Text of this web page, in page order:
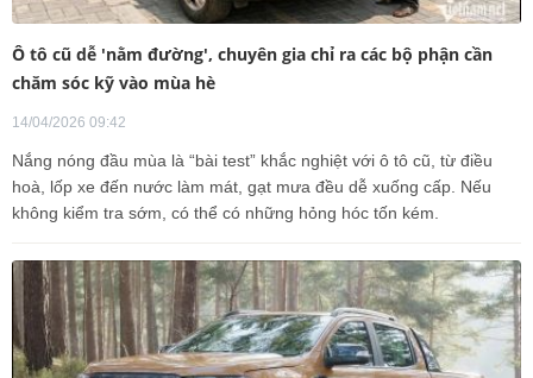
Ô tô cũ dễ 'nằm đường', chuyên gia chỉ ra các bộ phận cần
chăm sóc kỹ vào mùa hè
14/04/2026 09:42
Nắng nóng đầu mùa là “bài test” khắc nghiệt với ô tô cũ, từ điều
hoà, lốp xe đến nước làm mát, gạt mưa đều dễ xuống cấp. Nếu
không kiểm tra sớm, có thể có những hỏng hóc tốn kém.